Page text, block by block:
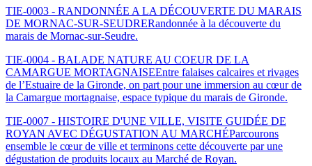
TIE-0003 - RANDONNÉE A LA DÉCOUVERTE DU MARAIS
DE MORNAC-SUR-SEUDRERandonnée à la découverte du
marais de Mornac-sur-Seudre.
TIE-0004 - BALADE NATURE AU COEUR DE LA
CAMARGUE MORTAGNAISEEntre falaises calcaires et rivages
de l’Estuaire de la Gironde, on part pour une immersion au cœur de
la Camargue mortagnaise, espace typique du marais de Gironde.
TIE-0007 - HISTOIRE D'UNE VILLE, VISITE GUIDÉE DE
ROYAN AVEC DÉGUSTATION AU MARCHÉParcourons
ensemble le cœur de ville et terminons cette découverte par une
dégustation de produits locaux au Marché de Royan.